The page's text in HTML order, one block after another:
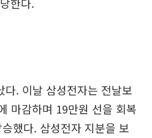
. 이날 삼성전자는 전날보
마감하며 19만원 선을 회복
했다. 삼성전자 지분을 보